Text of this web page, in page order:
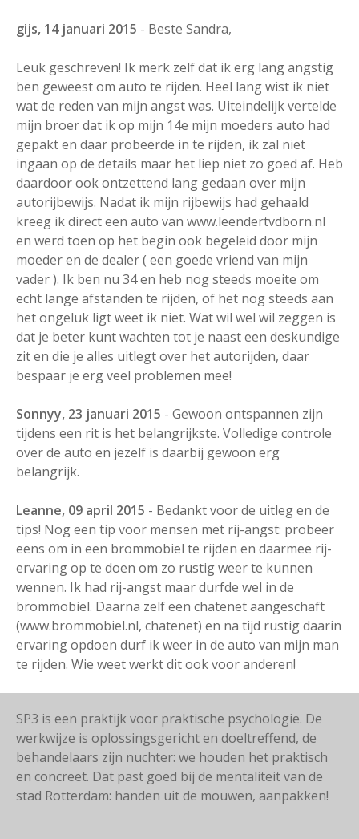
gijs, 14 januari 2015 - Beste Sandra,
Leuk geschreven! Ik merk zelf dat ik erg lang angstig
ben geweest om auto te rijden. Heel lang wist ik niet
wat de reden van mijn angst was. Uiteindelijk vertelde
mijn broer dat ik op mijn 14e mijn moeders auto had
gepakt en daar probeerde in te rijden, ik zal niet
ingaan op de details maar het liep niet zo goed af. Heb
daardoor ook ontzettend lang gedaan over mijn
autorijbewijs. Nadat ik mijn rijbewijs had gehaald
kreeg ik direct een auto van www.leendertvdborn.nl
en werd toen op het begin ook begeleid door mijn
moeder en de dealer ( een goede vriend van mijn
vader ). Ik ben nu 34 en heb nog steeds moeite om
echt lange afstanden te rijden, of het nog steeds aan
het ongeluk ligt weet ik niet. Wat wil wel wil zeggen is
dat je beter kunt wachten tot je naast een deskundige
zit en die je alles uitlegt over het autorijden, daar
bespaar je erg veel problemen mee!
Sonnyy, 23 januari 2015 - Gewoon ontspannen zijn
tijdens een rit is het belangrijkste. Volledige controle
over de auto en jezelf is daarbij gewoon erg
belangrijk.
Leanne, 09 april 2015 - Bedankt voor de uitleg en de
tips! Nog een tip voor mensen met rij-angst: probeer
eens om in een brommobiel te rijden en daarmee rij-
ervaring op te doen om zo rustig weer te kunnen
wennen. Ik had rij-angst maar durfde wel in de
brommobiel. Daarna zelf een chatenet aangeschaft
(www.brommobiel.nl, chatenet) en na tijd rustig daarin
ervaring opdoen durf ik weer in de auto van mijn man
te rijden. Wie weet werkt dit ook voor anderen!
SP3 is een praktijk voor praktische psychologie. De
werkwijze is oplossingsgericht en doeltreffend, de
behandelaars zijn nuchter: we houden het praktisch
en concreet. Dat past goed bij de mentaliteit van de
stad Rotterdam: handen uit de mouwen, aanpakken!